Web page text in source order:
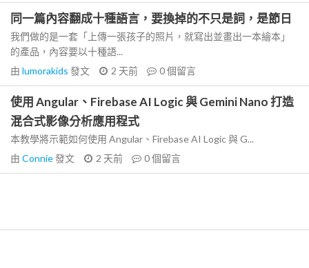
同一篇內容翻成十種語言，要換掉的不只是詞，是節日
我們做的是一套「上傳一張孩子的照片，就寫出並畫出一本繪本」
的產品，內容要以十種語...
由 lumorakids 發文 2 天前 0個留言
使用 Angular、Firebase AI Logic 與 Gemini Nano 打造
混合式影像分析應用程式
本教學將示範如何使用 Angular、Firebase AI Logic 與 G...
由 Connie發文 2 天前 0個留言